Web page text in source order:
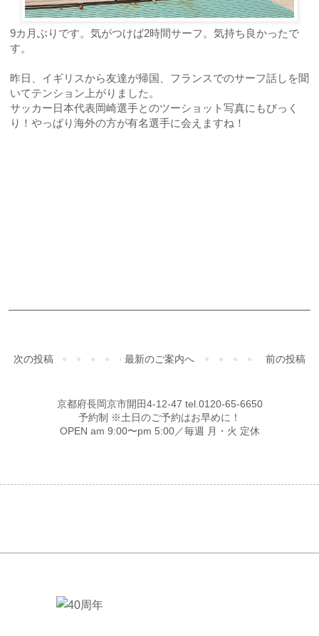
9カ月ぶりです。 気がつけば2時間サーフ。 気持ち良かったで
す。
昨日、イギリスから友達が帰国、フランスでのサーフ話しを聞
いてテンション上がりました。
サッカー日本代表岡崎選手とのツーショット写真にもびっく
り！やっぱり海外の方が有名選手に会えますね！
次の投稿 前の投稿
最新のご案内へ
京都府長岡京市開田4-12-47 tel.0120-65-6650
予約制 ※土日のご予約はお早めに！
OPEN am 9:00〜pm 5:00／毎週 月・火 定休